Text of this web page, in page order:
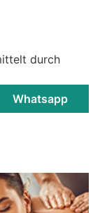
durch
Whatsapp